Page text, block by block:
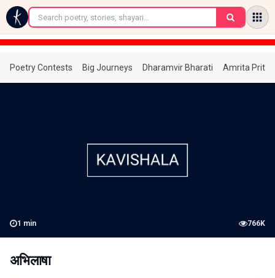
←
Poetry Contests Big Journeys Dharamvir Bharati Amrita
1 min 766K
अभिलाषा